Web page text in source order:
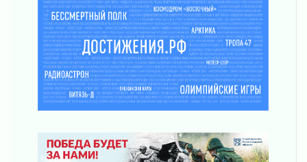
Музеи Ленобласти обновляют пространства
03 августа 2026
Новая площадка: 2027
03 августа 2026
Часть медиков в Ленобласти сможет
рассчитывать на доплату от региона
03 августа 2026
ликвидировали 10 пожаров
03 августа 2026